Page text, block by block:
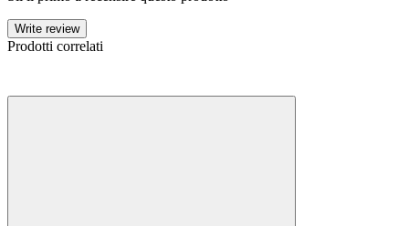
Write review
Prodotti correlati